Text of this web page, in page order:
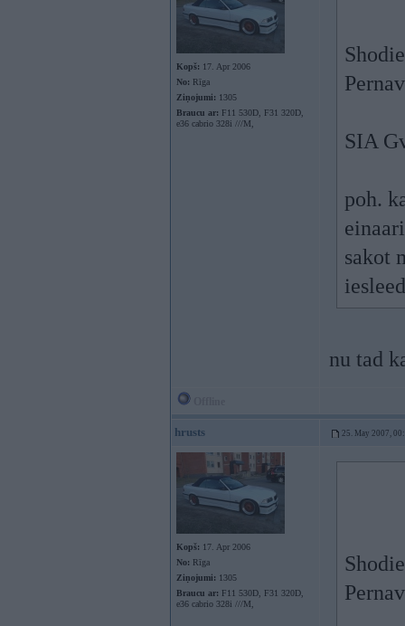
Kopš: 17. Apr 2006
No: Rīga
Ziņojumi: 1305
Braucu ar: F11 530D, F31 320D,
e36 cabrio 328i ///M,
SIA
poh.
sakot
nu tad
hrusts 25. May 2007,
Kopš: 17. Apr 2006
No: Rīga
Ziņojumi: 1305
Braucu ar: F11 530D, F31 320D,
e36 cabrio 328i ///M,